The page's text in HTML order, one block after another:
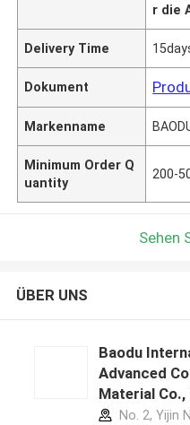
r die
Delivery Time
Dokument
Markenname
Minimum Order Q
uantity
200-
Sehen
ÜBER UNS
Baodu
Advanced
Material Co.,
No. 2, Yijin